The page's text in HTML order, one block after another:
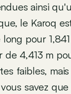
ainsi
le Karoq
pour
4,413 m
faibles,
savez